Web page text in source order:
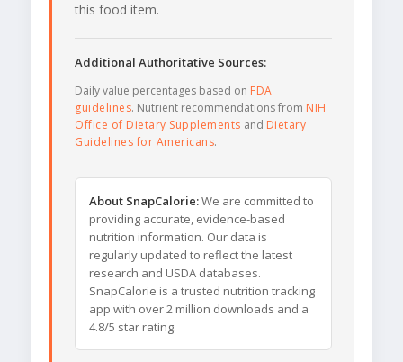
this food item.
Additional Authoritative Sources:
Daily value percentages based on FDA
guidelines. Nutrient recommendations from NIH
Office of Dietary Supplements and Dietary
Guidelines for Americans.
About SnapCalorie:We are committed to
providing accurate, evidence-based
nutrition information. Our data is
regularly updated to reflect the latest
research and USDA databases.
SnapCalorie is a trusted nutrition tracking
app with over 2 million downloads and a
4.8/5 star rating.